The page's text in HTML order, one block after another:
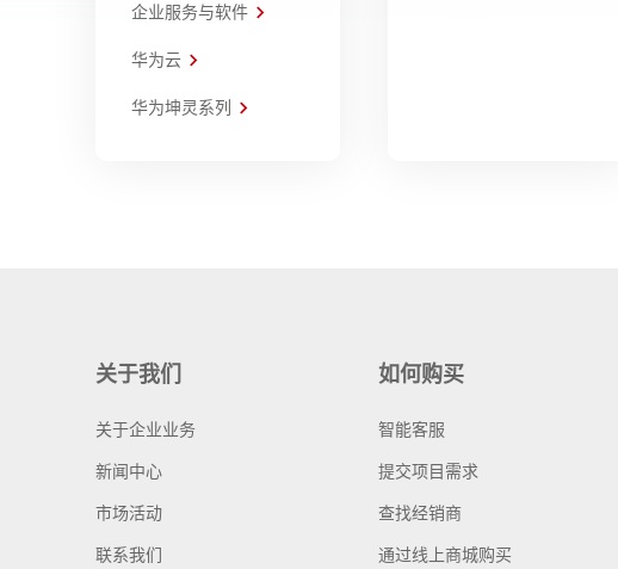
企业服务与软件
华为云
华为坤灵系列
关于我们
关于企业业务
新闻中心
市场活动
联系我们
如何购买
智能客服
提交项目需求
查找经销商
通过线上商城购买